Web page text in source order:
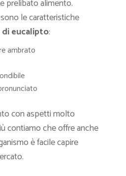
prelibato alimento.
le caratteristiche
eucalipto:
ambrato
con aspetti molto
contiamo che offre anche
è facile capire